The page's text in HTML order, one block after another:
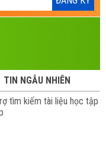
TIN NGẪU NHIÊN
tìm kiếm tài liệu học tập